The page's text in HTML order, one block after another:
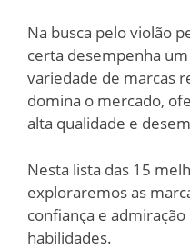
Na busca pelo violão
certa desempenha
variedade de marcas
domina o mercado,
alta qualidade e
Nesta lista das 15
exploraremos as
confiança e
habilidades.